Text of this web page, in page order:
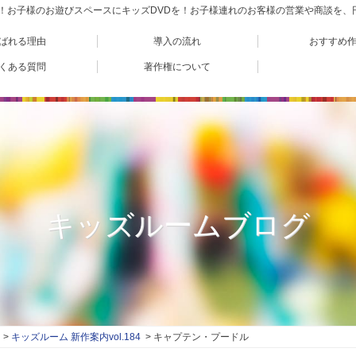
お子様のお遊びスペースにキッズDVDを！お子様連れのお客様の営業や商談を
れる理由 導入の流れ おすすめ
ある質問 著作権について
キッズルームブログ
キッズルーム 新作案内vol.184 キャプテン・プードル